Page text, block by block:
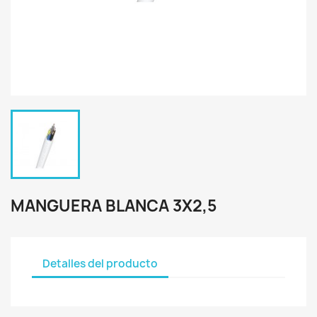
MANGUERA BLANCA 3X2,5
Detalles del producto